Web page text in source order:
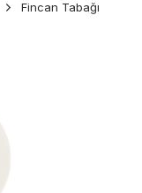
Fincan Tabağı